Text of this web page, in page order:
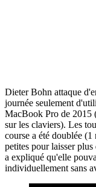
Dieter Bohn attaque
journée seulement
MacBook Pro de 2015
sur les claviers). Les
course a été doublée
petites pour laisser
a expliqué qu'elle
individuellement sans